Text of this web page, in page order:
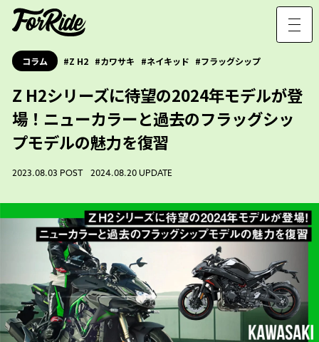
コラム Z H2 カワサキ ネイキッド フラッグシップ
Z H2シリーズに待望の2024年モデルが登
場！ニューカラーと過去のフラッグシッ
プモデルの魅力を復習
2023.08.03 POST 2024.08.20 UPDATE